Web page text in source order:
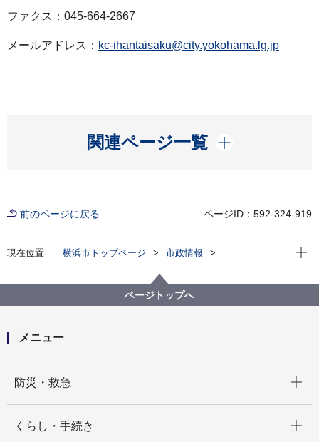
ファクス：045-664-2667
メールアドレス： kc-ihantaisaku@city.yokohama.lg.jp
関連ページ一覧
開く
前のページに戻る ページID：592-324-919
現在位置 横浜市トップページ
市政情報
横浜市違反建築物等対策連絡会の開催について（令和
５年11月８日）
現在
ページトップへ
メニュー
防災・救急
くらし・手続き